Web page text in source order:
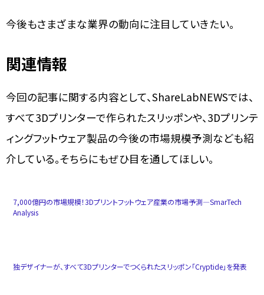
今後もさまざまな業界の動向に注目していきたい。
関連情報
今回の記事に関する内容として、ShareLabNEWSでは、
すべて3Dプリンターで作られたスリッポンや、3Dプリンテ
ィングフットウェア製品の今後の市場規模予測なども紹
介している。そちらにもぜひ目を通してほしい。
7,000億円の市場規模！3Dプリントフットウェア産業の市場予測―SmarTech
Analysis
独デザイナーが、すべて3Dプリンターでつくられたスリッポン「Cryptide」を発表